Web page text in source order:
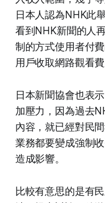
日本人認為NHK此
看到NHK新聞的人
制的方式使用者付
用戶收取網路觀看費
日本新聞協會也表
加壓力，因為過去
內容，就已經對民
業務都要變成強制
造成影響。
比較有意思的是有